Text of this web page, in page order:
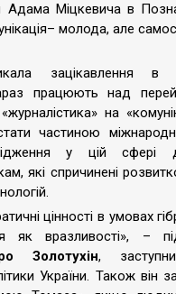
Адама Міцкевича в
молода, але
зацікавлення в
працюють над
на
частиною
у цій сфері
які спричинені
цінності в умовах
як вразливості», –
Золотухін,
України. Також він